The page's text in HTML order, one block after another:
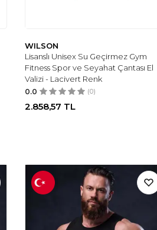
WILSON
Lisanslı Unisex Su Geçirmez Gym
Fitness Spor ve Seyahat Çantası El
Valizi - Lacivert Renk
0.0 (0)
2.858,57 TL